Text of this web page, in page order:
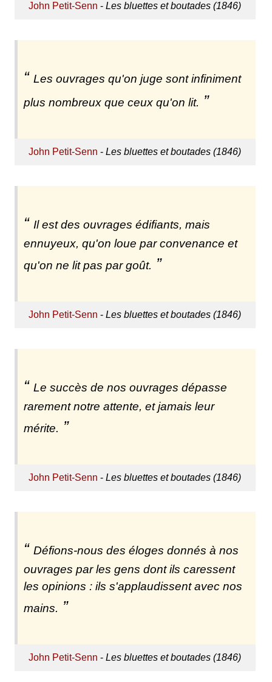
John Petit-Senn -Les bluettes et boutades (1846)
Les ouvrages qu'on juge sont infiniment
plus nombreux que ceux qu'on lit.
John Petit-Senn -Les bluettes et boutades (1846)
Il est des ouvrages édifiants, mais
ennuyeux, qu'on loue par convenance et
qu'on ne lit pas par goût.
John Petit-Senn -Les bluettes et boutades (1846)
Le succès de nos ouvrages dépasse
rarement notre attente, et jamais leur
mérite.
John Petit-Senn -Les bluettes et boutades (1846)
Défions-nous des éloges donnés à nos
ouvrages par les gens dont ils caressent
les opinions : ils s'applaudissent avec nos
mains.
John Petit-Senn -Les bluettes et boutades (1846)